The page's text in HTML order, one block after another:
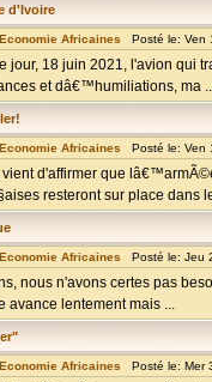
d'Ivoire
Africaines Posté le: Ven
jour, 18 juin 2021, l'avion qui
et dâ€™humiliations, ma
Africaines Posté le: Ven
d'affirmer que
resteront sur place dans
Africaines Posté le: Jeu
nous n'avons certes pas
avance lentement mais ...
Africaines Posté le: Mer